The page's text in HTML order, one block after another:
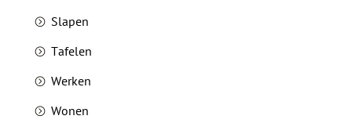
Slapen
Tafelen
Werken
Wonen